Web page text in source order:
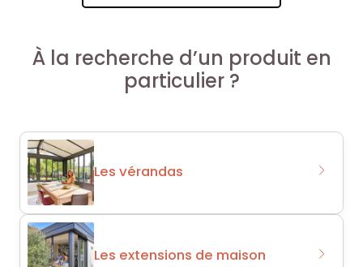
À la recherche d’un produit en
particulier ?
Les vérandas
Les extensions de maison